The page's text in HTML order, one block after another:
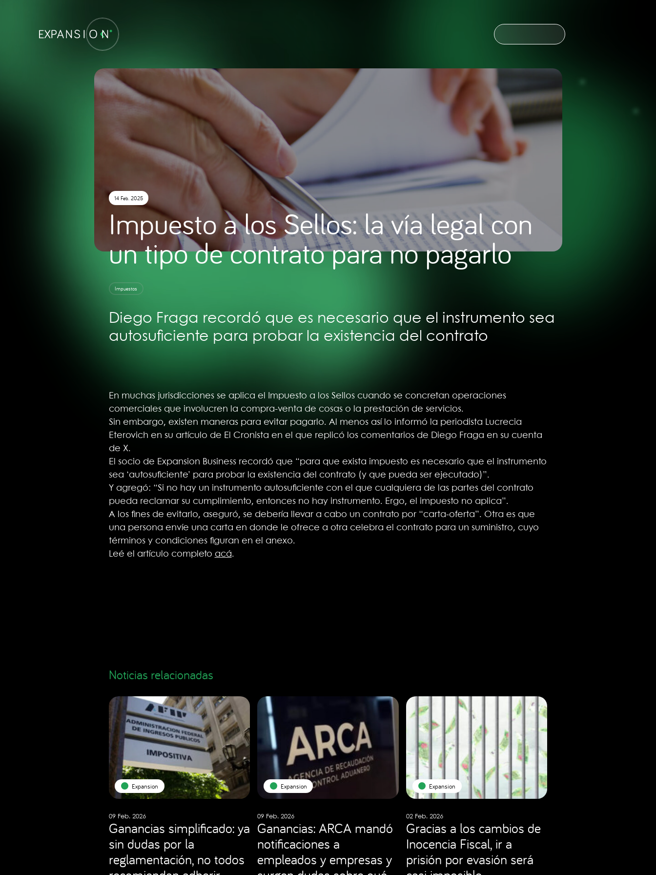
NOTICIAS ESPAÑOL
14 Feb. 2025
Impuesto a los Sellos: la vía legal con
un tipo de contrato para no pagarlo
Impuestos
Diego Fraga recordó que es necesario que el instrumento sea
autosuficiente para probar la existencia del contrato
En muchas jurisdicciones se aplica el Impuesto a los Sellos cuando se concretan operaciones
comerciales que involucren la compra-venta de cosas o la prestación de servicios.
Sin embargo, existen maneras para evitar pagarlo. Al menos así lo informó la periodista Lucrecia
Eterovich en su artículo de El Cronista en el que replicó los comentarios de Diego Fraga en su cuenta
de X.
El socio de Expansion Business recordó que “para que exista impuesto es necesario que el instrumento
sea ‘autosuficiente’ para probar la existencia del contrato (y que pueda ser ejecutado)”.
Y agregó: “Si no hay un instrumento autosuficiente con el que cualquiera de las partes del contrato
pueda reclamar su cumplimiento, entonces no hay instrumento. Ergo, el impuesto no aplica”.
A los fines de evitarlo, aseguró, se debería llevar a cabo un contrato por “carta-oferta”. Otra es que
una persona envíe una carta en donde le ofrece a otra celebra el contrato para un suministro, cuyo
términos y condiciones figuran en el anexo.
Leé el artículo completo acá.
Noticias relacionadas
Expansion
09 Feb. 2026
Ganancias simplificado: ya
sin dudas por la
reglamentación, no todos
Expansion
09 Feb. 2026
Ganancias: ARCA mandó
notificaciones a
empleados y empresas y
Expansion
02 Feb. 2026
Gracias a los cambios de
Inocencia Fiscal, ir a
prisión por evasión será